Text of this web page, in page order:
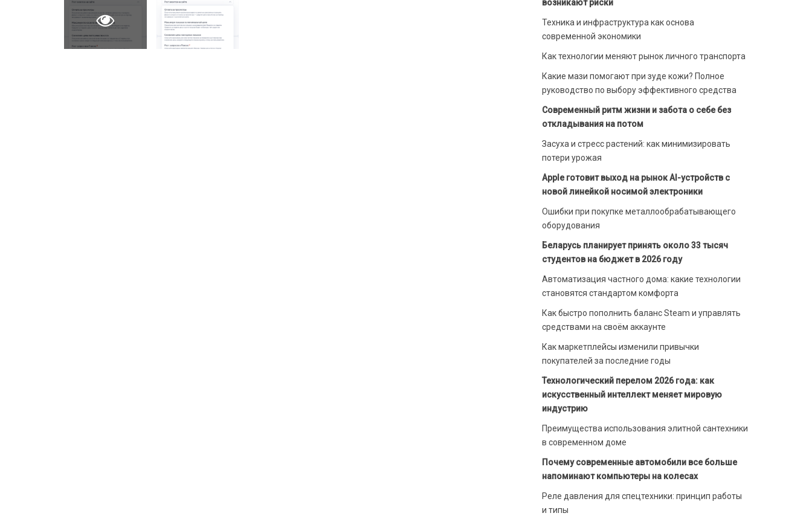
возникают риски
Техника и инфраструктура как основа
современной экономики
Как технологии меняют рынок личного транспорта
Какие мази помогают при зуде кожи? Полное
руководство по выбору эффективного средства
Современный ритм жизни и забота о себе без
откладывания на потом
Засуха и стресс растений: как минимизировать
потери урожая
Apple готовит выход на рынок AI-устройств с
новой линейкой носимой электроники
Ошибки при покупке металлообрабатывающего
оборудования
Беларусь планирует принять около 33 тысяч
студентов на бюджет в 2026 году
Автоматизация частного дома: какие технологии
становятся стандартом комфорта
Как быстро пополнить баланс Steam и управлять
средствами на своём аккаунте
Как маркетплейсы изменили привычки
покупателей за последние годы
Технологический перелом 2026 года: как
искусственный интеллект меняет мировую
индустрию
Преимущества использования элитной сантехники
в современном доме
Почему современные автомобили все больше
напоминают компьютеры на колесах
Реле давления для спецтехники: принцип работы
и типы